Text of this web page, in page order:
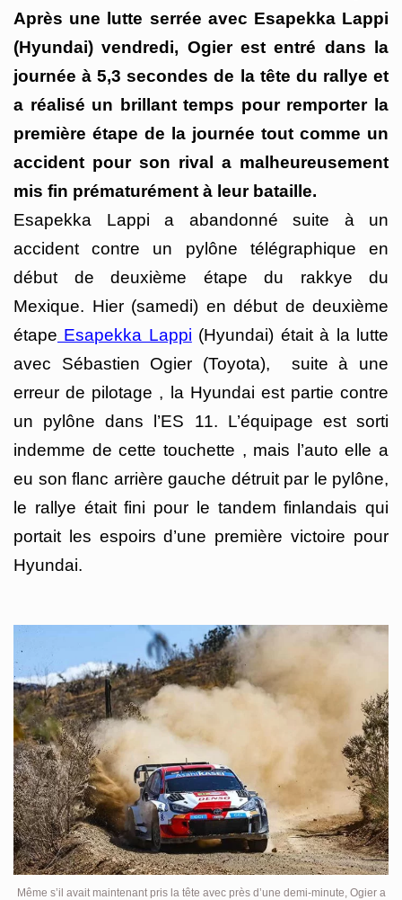
Après une lutte serrée avec Esapekka Lappi
(Hyundai) vendredi, Ogier est entré dans la
journée à 5,3 secondes de la tête du rallye et
a réalisé un brillant temps pour remporter la
première étape de la journée tout comme un
accident pour son rival a malheureusement
mis fin prématurément à leur bataille.
Esapekka Lappi a abandonné suite à un
accident contre un pylône télégraphique en
début de deuxième étape du rakkye du
Mexique. Hier (samedi) en début de deuxième
étape Esapekka Lappi (Hyundai) était à la lutte
avec Sébastien Ogier (Toyota), suite à une
erreur de pilotage , la Hyundai est partie contre
un pylône dans l’ES 11. L’équipage est sorti
indemme de cette touchette , mais l’auto elle a
eu son flanc arrière gauche détruit par le pylône,
le rallye était fini pour le tandem finlandais qui
portait les espoirs d’une première victoire pour
Hyundai.
Même s’il avait maintenant pris la tête avec près d’une demi-minute, Ogier a